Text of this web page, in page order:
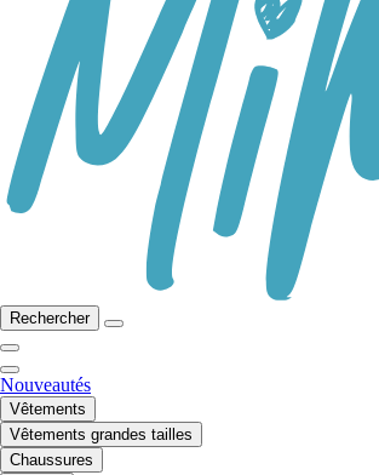
Rechercher
Nouveautés
Vêtements
Vêtements grandes tailles
Chaussures